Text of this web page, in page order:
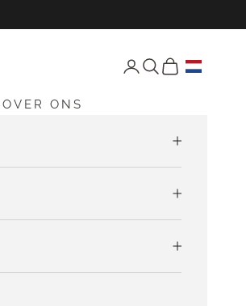
Open accountpagina
Open zoekfunctie
Open
OVER ONS